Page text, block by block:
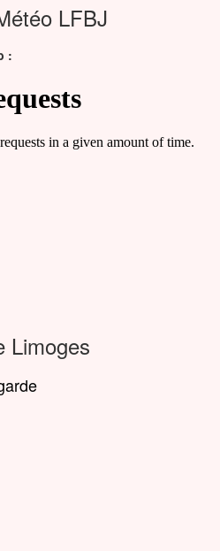
LFBJ
:
Limoges